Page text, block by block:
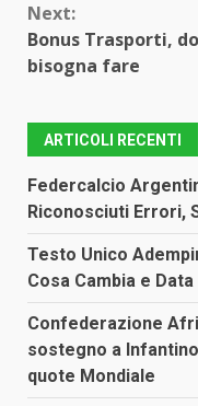
Next:
Bonus Trasporti,
bisogna fare
ARTICOLI RECENTI
Federcalcio
Riconosciuti Errori,
Testo Unico
Cosa Cambia e
Confederazione
sostegno a
quote Mondiale